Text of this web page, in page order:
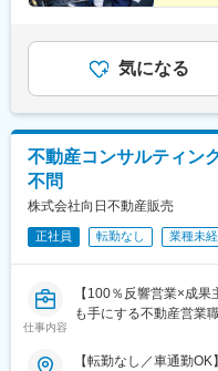
気になる
不動産コンサルティン
不問
株式会社向日不動産販売
正社員 転勤なし 業種未
仕事内容
【100％反響営業×成
も手にする不動産営業
【転勤なし／車通勤